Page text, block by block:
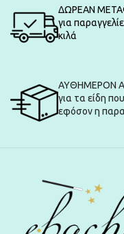
ΔΩΡΕΑΝ
για
κιλά
ΑΥΘΗΜΕΡΟΝ
για τα είδη
εφόσον η